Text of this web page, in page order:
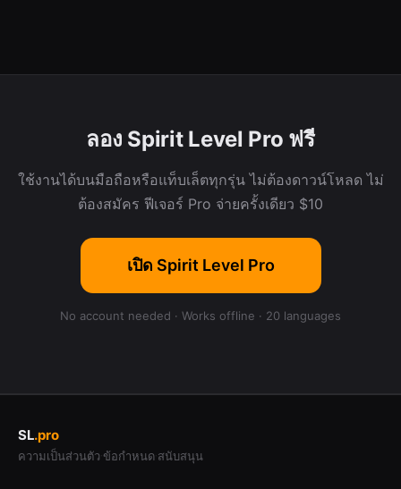
ลอง Spirit Level Pro ฟรี
ใช้งานได้บนมือถือหรือแท็บเล็ตทุกรุ่น ไม่ต้องดาวน์โหลด ไม่
ต้องสมัคร ฟีเจอร์ Pro จ่ายครั้งเดียว $10
เปิด Spirit Level Pro
No account needed · Works offline · 20 languages
SL.pro
ความเป็นส่วนตัว ข้อกำหนด สนับสนุน